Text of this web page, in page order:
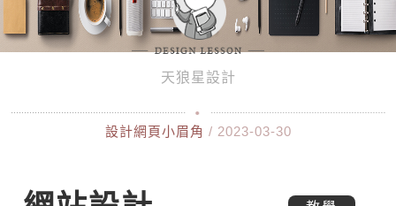
天狼星設計
設計網頁小眉角 / 2023-03-30